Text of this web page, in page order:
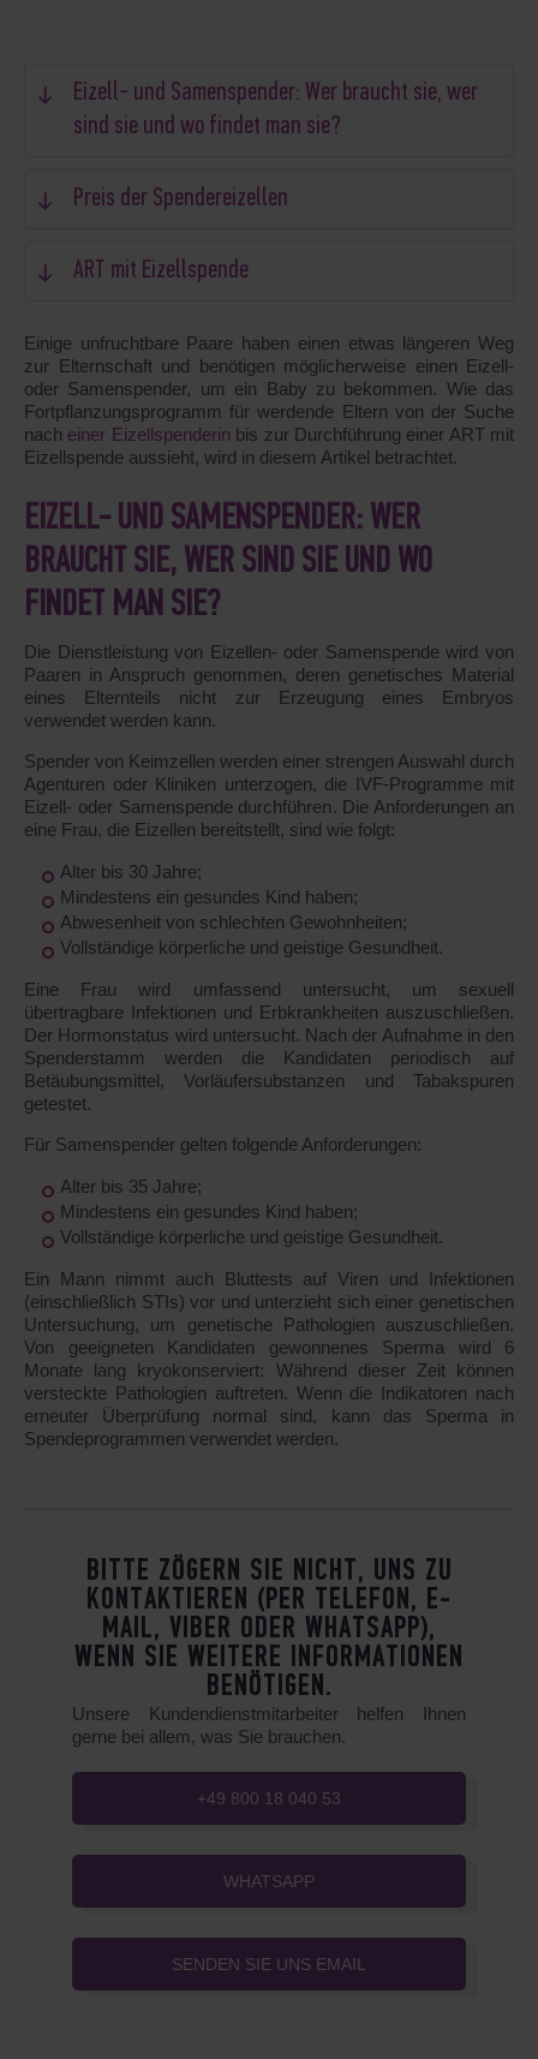
Eizell- und Samenspender: Wer braucht sie, wer
sind sie und wo findet man sie?
Preis der Spendereizellen
ART mit Eizellspende
Einige unfruchtbare Paare haben einen etwas längeren Weg
zur Elternschaft und benötigen möglicherweise einen Eizell-
oder Samenspender, um ein Baby zu bekommen. Wie das
Fortpflanzungsprogramm für werdende Eltern von der Suche
nach einer Eizellspenderin bis zur Durchführung einer ART mit
Eizellspende aussieht, wird in diesem Artikel betrachtet.
EIZELL- UND SAMENSPENDER: WER
BRAUCHT SIE, WER SIND SIE UND WO
FINDET MAN SIE?
Die Dienstleistung von Eizellen- oder Samenspende wird von
Paaren in Anspruch genommen, deren genetisches Material
eines Elternteils nicht zur Erzeugung eines Embryos
verwendet werden kann.
Spender von Keimzellen werden einer strengen Auswahl durch
Agenturen oder Kliniken unterzogen, die IVF-Programme mit
Eizell- oder Samenspende durchführen. Die Anforderungen an
eine Frau, die Eizellen bereitstellt, sind wie folgt:
Alter bis 30 Jahre;
Mindestens ein gesundes Kind haben;
Abwesenheit von schlechten Gewohnheiten;
Vollständige körperliche und geistige Gesundheit.
Eine Frau wird umfassend untersucht, um sexuell
übertragbare Infektionen und Erbkrankheiten auszuschließen.
Der Hormonstatus wird untersucht. Nach der Aufnahme in den
Spenderstamm werden die Kandidaten periodisch auf
Betäubungsmittel, Vorläufersubstanzen und Tabakspuren
getestet.
Für Samenspender gelten folgende Anforderungen:
Alter bis 35 Jahre;
Mindestens ein gesundes Kind haben;
Vollständige körperliche und geistige Gesundheit.
Ein Mann nimmt auch Bluttests auf Viren und Infektionen
(einschließlich STIs) vor und unterzieht sich einer genetischen
Untersuchung, um genetische Pathologien auszuschließen.
Von geeigneten Kandidaten gewonnenes Sperma wird 6
Monate lang kryokonserviert: Während dieser Zeit können
versteckte Pathologien auftreten. Wenn die Indikatoren nach
erneuter Überprüfung normal sind, kann das Sperma in
Spendeprogrammen verwendet werden.
BITTE ZÖGERN SIE NICHT, UNS ZU
KONTAKTIEREN (PER TELEFON, E-
MAIL, VIBER ODER WHATSAPP),
WENN SIE WEITERE INFORMATIONEN
BENÖTIGEN.
Unsere Kundendienstmitarbeiter helfen Ihnen
gerne bei allem, was Sie brauchen.
+49 800 18 040 53
WHATSAPP
SENDEN SIE UNS EMAIL